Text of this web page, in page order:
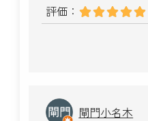
評価：
閘門小名木